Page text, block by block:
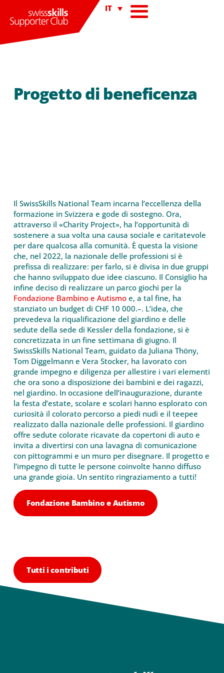
IT
Progetto di beneficenza
Il SwissSkills National Team incarna l’eccellenza della
formazione in Svizzera e gode di sostegno. Ora,
attraverso il «Charity Project», ha l’opportunità di
sostenere a sua volta una causa sociale e caritatevole
per dare qualcosa alla comunità. È questa la visione
che, nel 2022, la nazionale delle professioni si è
prefissa di realizzare: per farlo, si è divisa in due gruppi
che hanno sviluppato due idee ciascuno. Il Consiglio ha
infine deciso di realizzare un parco giochi per la
Fondazione Bambino e Autismoe, a tal fine, ha
stanziato un budget di CHF 10 000.–. L’idea, che
prevedeva la riqualificazione del giardino e delle
sedute della sede di Kessler della fondazione, si è
concretizzata in un fine settimana di giugno. Il
SwissSkills National Team, guidato da Juliana Thöny,
Tom Diggelmann e Vera Stocker, ha lavorato con
grande impegno e diligenza per allestire i vari elementi
che ora sono a disposizione dei bambini e dei ragazzi,
nel giardino. In occasione dell’inaugurazione, durante
la festa d’estate, scolare e scolari hanno esplorato con
curiosità il colorato percorso a piedi nudi e il teepee
realizzato dalla nazionale delle professioni. Il giardino
offre sedute colorate ricavate da copertoni di auto e
invita a divertirsi con una lavagna di comunicazione
con pittogrammi e un muro per disegnare. Il progetto e
l’impegno di tutte le persone coinvolte hanno diffuso
una grande gioia. Un sentito ringraziamento a tutti!
Fondazione Bambino e Autismo
Tutti i contributi